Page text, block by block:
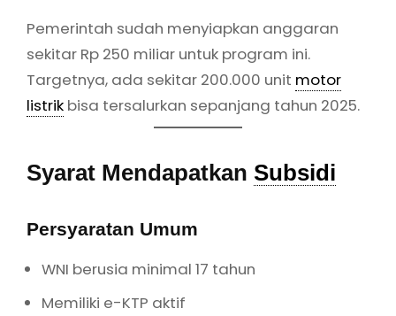
Pemerintah sudah menyiapkan anggaran
sekitar Rp 250 miliar untuk program ini.
Targetnya, ada sekitar 200.000 unit motor
listrik bisa tersalurkan sepanjang tahun 2025.
Syarat Mendapatkan Subsidi
Persyaratan Umum
WNI berusia minimal 17 tahun
Memiliki e-KTP aktif